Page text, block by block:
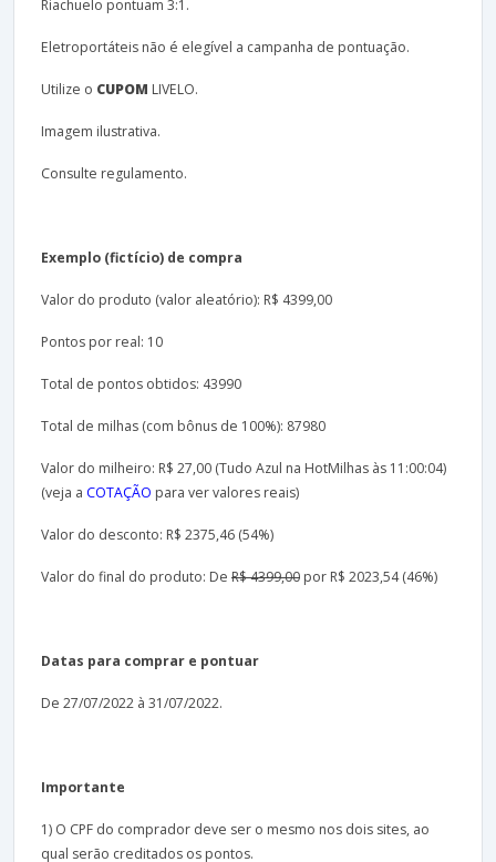
Riachuelo pontuam 3:1.
Eletroportáteis não é elegível a campanha de pontuação.
Utilize o CUPOM LIVELO.
Imagem ilustrativa.
Consulte regulamento.
Exemplo (fictício) de compra
Valor do produto (valor aleatório): R$ 4399,00
Pontos por real: 10
Total de pontos obtidos: 43990
Total de milhas (com bônus de 100%): 87980
Valor do milheiro: R$ 27,00 (Tudo Azul na HotMilhas às 11:00:04)
(veja a COTAÇÃO para ver valores reais)
Valor do desconto: R$ 2375,46 (54%)
Valor do final do produto: De R$ 4399,00 por R$ 2023,54 (46%)
Datas para comprar e pontuar
De 27/07/2022 à 31/07/2022.
Importante
1) O CPF do comprador deve ser o mesmo nos dois sites, ao
qual serão creditados os pontos.